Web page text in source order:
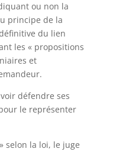
ou non la
principe de la
du lien
les « propositions
et
défendre ses
le représenter
selon la loi, le juge